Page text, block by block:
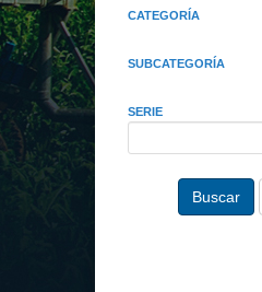
CATEGORÍA
SUBCATEGORÍA
SERIE
Buscar